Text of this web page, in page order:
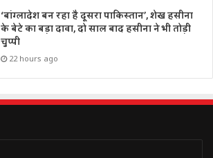
‘बांग्लादेश बन रहा है दूसरा पाकिस्तान’, शेख हसीना
के बेटे का बड़ा दावा, दो साल बाद हसीना ने भी तोड़ी
चुप्पी
22 hours ago